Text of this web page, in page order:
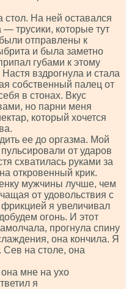
стол. На ней оставался
трусики, которые тут
отправлены к
и была заметно
губами к этому
вздрогнула и стала
собственный палец от
в стонах. Вкус
но парни меня
который хочется
ее до оргазма. Мой
от ударов
схватилась руками за
откровенный крик.
мужчины лучше, чем
от удовольствия с
я увеличивал
огонь. И этот
прогнула спину
она кончила. Я
Сев на столе, она
мне на ухо
я